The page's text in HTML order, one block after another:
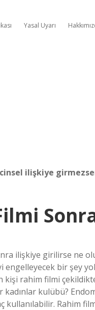
Yasal Uyarı
ilişkiye
ilişkiye girilirse ne
engelleyecek bir şey
kişi rahim filmi
kulübü?
kullanılabilir. Rahim